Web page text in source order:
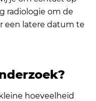
radiologie om de
een latere datum te
hoeveelheid